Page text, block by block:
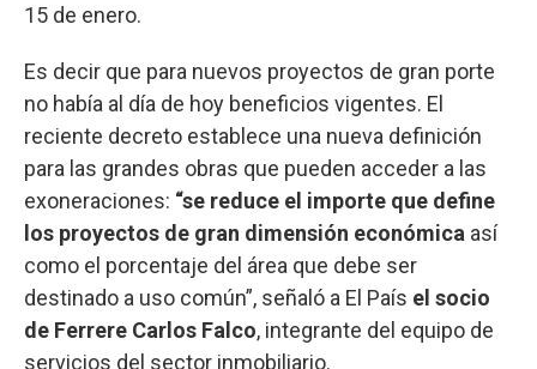
15 de enero.
Es decir que para nuevos proyectos de gran porte
no había al día de hoy beneficios vigentes. El
reciente decreto establece una nueva definición
para las grandes obras que pueden acceder a las
exoneraciones: “se reduce el importe que define
los proyectos de gran dimensión económica así
como el porcentaje del área que debe ser
destinado a uso común”, señaló a El País el socio
de Ferrere Carlos Falco, integrante del equipo de
servicios del sector inmobiliario.